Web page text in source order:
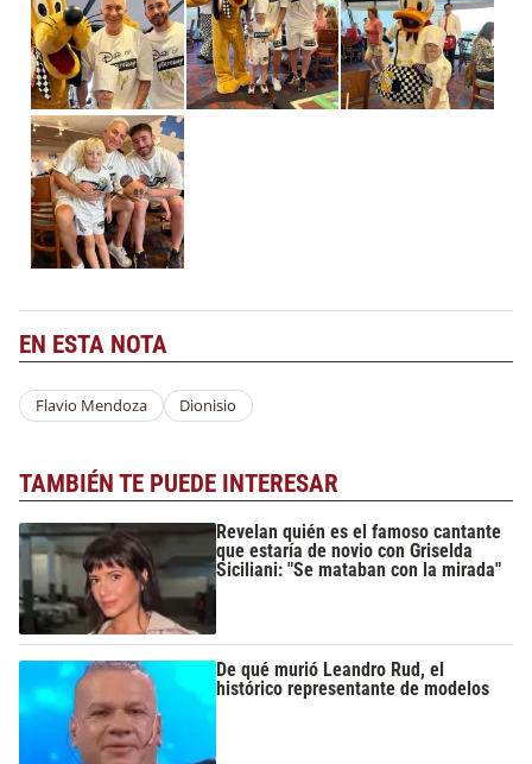
EN ESTA NOTA
Flavio Mendoza Dionisio
TAMBIÉN TE PUEDE INTERESAR
Revelan quién es el famoso cantante
que estaría de novio con Griselda
Siciliani: "Se mataban con la mirada"
De qué murió Leandro Rud, el
histórico representante de modelos